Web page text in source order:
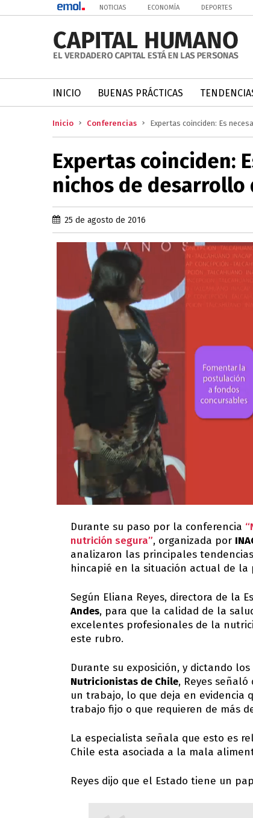
NOTICIAS ECONOMÍA DEPORTES
INICIO BUENAS PRÁCTICAS
Inicio Conferencias Expertas coinciden: Es
Expertas coinciden:
nichos de
25 de agosto de 2016
Durante su paso por la conferencia
nutrición segura”, organizada por
analizaron las principales
hincapié en la situación actual de
Según Eliana Reyes, directora de la
Andes, para que la calidad de la
excelentes profesionales de la
este rubro.
Durante su exposición, y dictando
Nutricionistas de Chile, Reyes
un trabajo, lo que deja en evidencia
trabajo fijo o que requieren de más
La especialista señala que esto es
Chile esta asociada a la mala
Reyes dijo que el Estado tiene un